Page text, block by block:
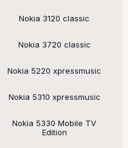
Nokia 3120 classic
Nokia 3720 classic
Nokia 5220 xpressmusic
Nokia 5310 xpressmusic
Nokia 5330 Mobile TV
Edition